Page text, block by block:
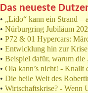
Das neueste
• „Lido“ kann ein Strand –
• Nürburgring Jubiläum
• P72 & 01 Hypercars:
• Entwicklung hin zur
• Beispiel dafür, warum die
• Ola kann’s nicht! - Knallt
• Die heile Welt des
• Wirtschaftskrise? - Wenn